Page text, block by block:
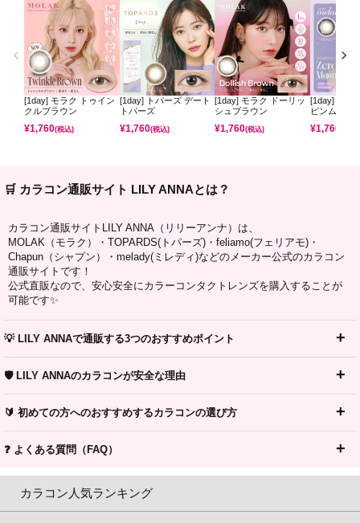
[1day] モラク トゥイン
クルブラウン
¥1,760(税込)
[1day] トパーズ デート
トパーズ
¥1,760(税込)
[1day] モラク ドーリッ
シュブラウン
¥1,760(税込)
[1day] ミレ
ピンムーン
¥1,760
🛒 カラコン通販サイト LILY ANNAとは？
カラコン通販サイトLILY ANNA（リリーアンナ）は、
MOLAK（モラク）・TOPARDS(トパーズ)・feliamo(フェリアモ)・
Chapun（シャプン）・melady(ミレディ)などのメーカー公式のカラコン
通販サイトです！
公式直販なので、安心安全にカラーコンタクトレンズを購入することが
可能です✨
💡 LILY ANNAで通販する3つのおすすめポイント
🛡️ LILY ANNAのカラコンが安全な理由
🔰 初めての方へのおすすめするカラコンの選び方
❓ よくある質問（FAQ）
カラコン人気ランキング